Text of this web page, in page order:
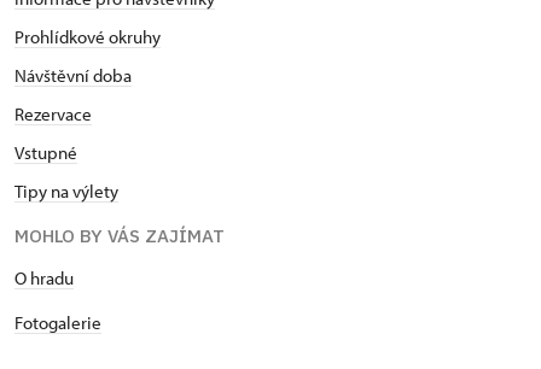
Prohlídkové okruhy
Návštěvní doba
Rezervace
Vstupné
Tipy na výlety
MOHLO BY VÁS ZAJÍMAT
O hradu
Fotogalerie